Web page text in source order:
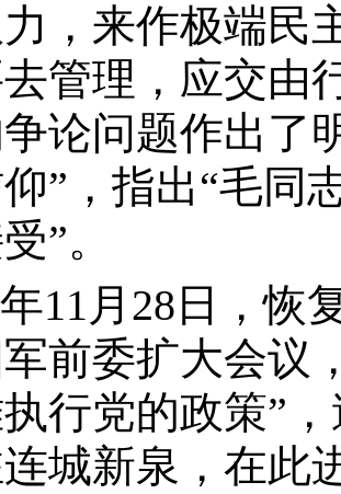
，来作极端民
管理，应交由
论问题作出了
”，指出“毛同
”。
年11月28日，
前委扩大会议
行党的政策”
城新泉，在此